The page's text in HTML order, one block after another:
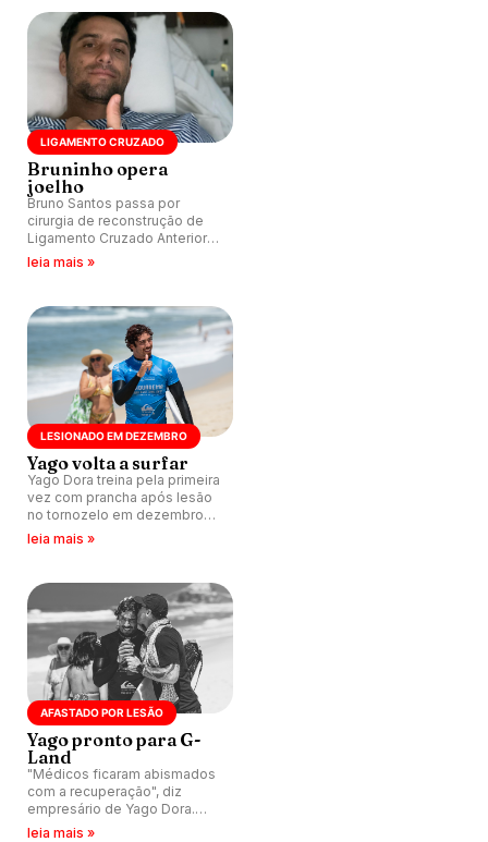
LIGAMENTO CRUZADO
Bruninho opera
joelho
Bruno Santos passa por
cirurgia de reconstrução de
Ligamento Cruzado Anterior
no joelho.
leia mais »
LESIONADO EM DEZEMBRO
Yago volta a surfar
Yago Dora treina pela primeira
vez com prancha após lesão
no tornozelo em dezembro
de 2021. Veja a onda.
leia mais »
AFASTADO POR LESÃO
Yago pronto para G-
Land
"Médicos ficaram abismados
com a recuperação", diz
empresário de Yago Dora.
Atleta dá primeiros passos
leia mais »